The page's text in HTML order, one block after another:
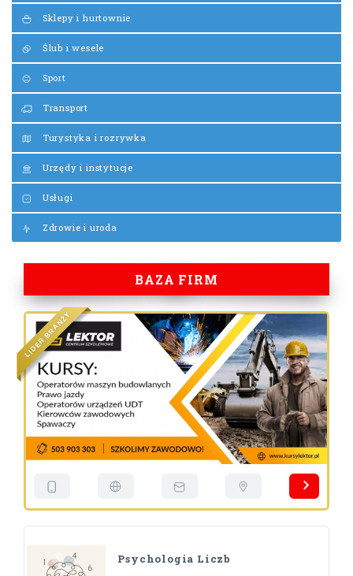
Sklepy i hurtownie
Ślub i wesele
Sport
Transport
Turystyka i rozrywka
Urzędy i instytucje
Usługi
Zdrowie i uroda
BAZA FIRM
LI
DER
BRANŻ
Y
Psychologia Liczb